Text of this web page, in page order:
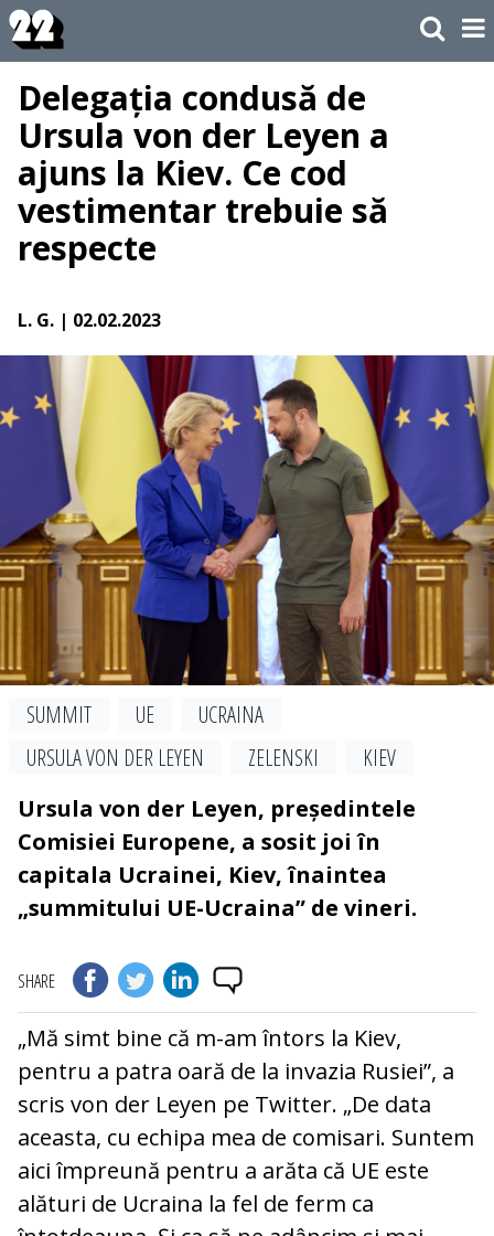
Delegația condusă de
Ursula von der Leyen a
ajuns la Kiev. Ce cod
vestimentar trebuie să
respecte
L. G. | 02.02.2023
SUMMIT UE
UCRAINA
URSULA VON DER LEYEN
ZELENSKI
KIEV
Ursula von der Leyen, președintele
Comisiei Europene, a sosit joi în
capitala Ucrainei, Kiev, înaintea
„summitului UE-Ucraina” de vineri.
SHARE
„Mă simt bine că m-am întors la Kiev,
pentru a patra oară de la invazia Rusiei”, a
scris von der Leyen pe Twitter. „De data
aceasta, cu echipa mea de comisari. Suntem
aici împreună pentru a arăta că UE este
alături de Ucraina la fel de ferm ca